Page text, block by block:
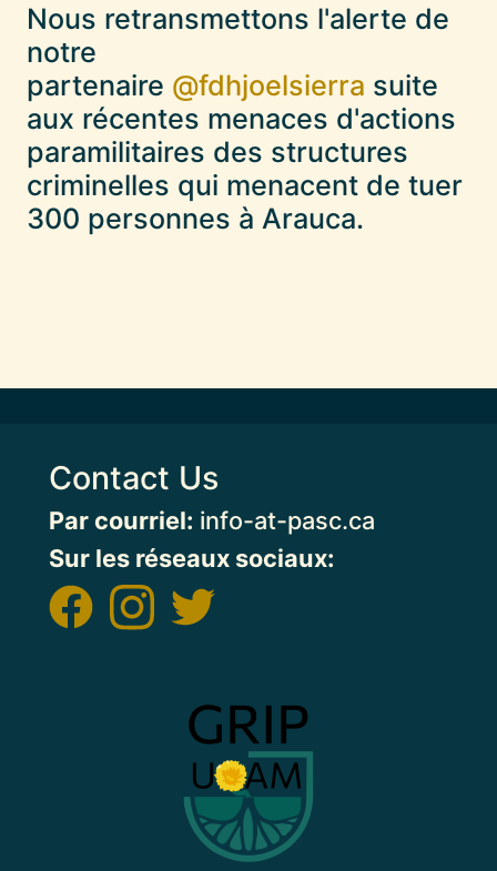
Nous retransmettons l'alerte de
notre
partenaire @fdhjoelsierra suite
aux récentes menaces d'actions
paramilitaires des structures
criminelles qui menacent de tuer
300 personnes à Arauca.
Contact Us
Par courriel: info-at-pasc.ca
Sur les réseaux sociaux: